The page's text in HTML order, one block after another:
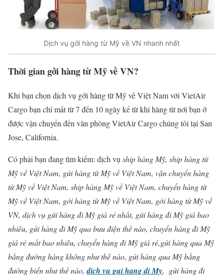
Dịch vụ gởi hàng từ Mỹ về VN nhanh nhất
Thời gian gởi hàng từ Mỹ về VN?
Khi bạn chọn dịch vụ gởi hàng từ Mỹ về Việt Nam với VietAir
Cargo bạn chỉ mất từ 7 đến 10 ngày kể từ khi hàng từ nơi bạn ở
được vận chuyển đến văn phòng VietAir Cargo chúng tôi tại San
Jose, California.
Có phải bạn đang tìm kiếm: dịch vụ ship hàng Mỹ, ship hàng từ
Mỹ về Việt Nam, gửi hàng từ Mỹ về Việt Nam, vận chuyển hàng
từ Mỹ về Việt Nam, ship hàng Mỹ về Việt Nam, chuyển hàng từ
Mỹ về Việt Nam, gởi hàng từ Mỹ về Việt Nam, gởi hàng từ Mỹ về
VN, dịch vụ gửi hàng đi Mỹ giá rẻ nhất, gửi hàng đi Mỹ giá bao
nhiêu, gửi hàng đi Mỹ qua bưu điện thế nào, chuyển hàng đi Mỹ
giá rẻ mất bao nhiêu, chuyển hàng đi Mỹ giá rẻ,gửi hàng qua Mỹ
bằng đường hàng không như thế nào, gửi hàng qua Mỹ bằng
đường biển như thế nào,dich vu gui hang di My, gửi hàng đi